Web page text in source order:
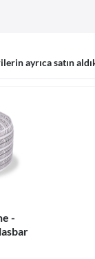
ayrıca satın
-